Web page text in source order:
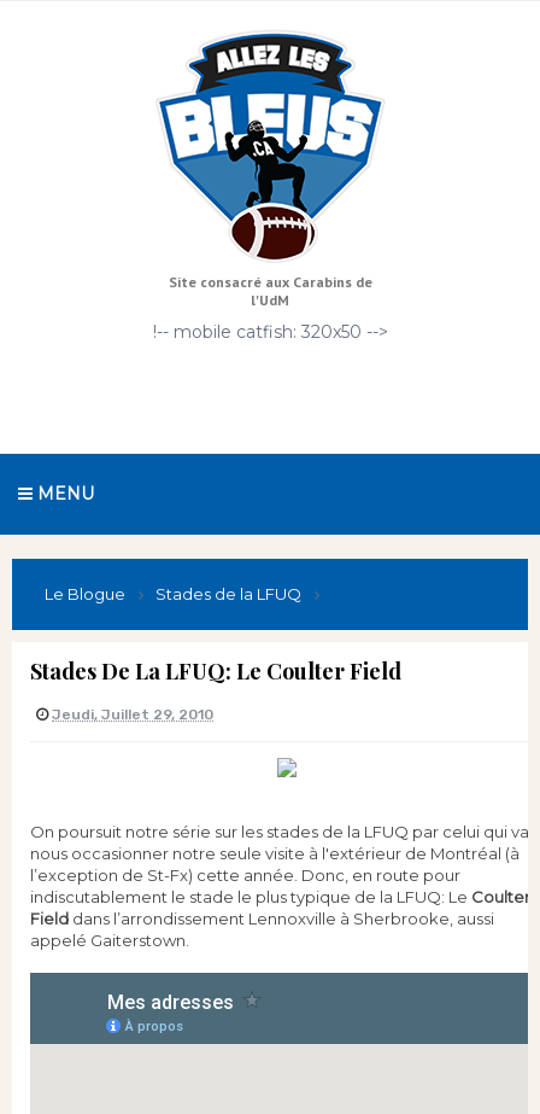
Site consacré aux Carabins de
l'UdM
!-- mobile catfish: 320x50 -->
MENU
Le Blogue Stades de la LFUQ
Stades De La LFUQ: Le Coulter Field
Jeudi, Juillet 29, 2010
On poursuit notre série sur les stades de la LFUQ par celui qui va
nous occasionner notre seule visite à l'extérieur de Montréal (à
l’exception de St-Fx) cette année. Donc, en route pour
indiscutablement le stade le plus typique de la LFUQ: Le Coulter
Field dans l’arrondissement Lennoxville à Sherbrooke, aussi
appelé Gaiterstown.